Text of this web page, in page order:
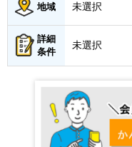
地域 未選択
詳細
条件
未選択